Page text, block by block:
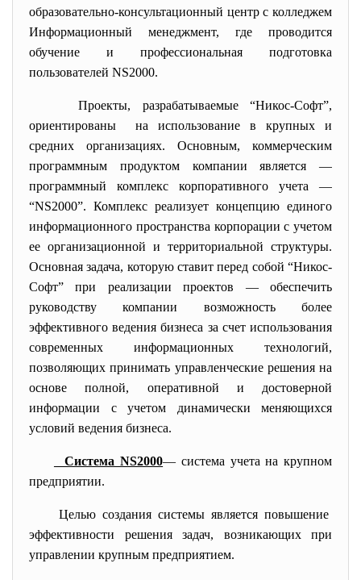
образовательно-консультационный центр с колледжем
Информационный менеджмент, где проводится
обучение и профессиональная подготовка
пользователей NS2000.
Проекты, разрабатываемые “Никос-Софт”,
ориентированы на использование в крупных и
средних организациях. Основным, коммерческим
программным продуктом компании является —
программный комплекс корпоративного учета —
“NS2000”. Комплекс реализует концепцию единого
информационного пространства корпорации с учетом
ее организационной и территориальной структуры.
Основная задача, которую ставит перед собой “Никос-
Софт” при реализации проектов — обеспечить
руководству компании возможность более
эффективного ведения бизнеса за счет использования
современных информационных технологий,
позволяющих принимать управленческие решения на
основе полной, оперативной и достоверной
информации с учетом динамически меняющихся
условий ведения бизнеса.
Система NS2000— система учета на крупном
предприятии.
Целью создания системы является повышение
эффективности решения задач, возникающих при
управлении крупным предприятием.